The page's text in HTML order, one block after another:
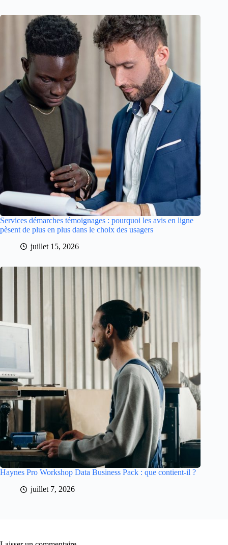
Services démarches témoignages : pourquoi les avis en ligne
pèsent de plus en plus dans le choix des usagers
juillet 15, 2026
Haynes Pro Workshop Data Business Pack : que contient-il ?
juillet 7, 2026